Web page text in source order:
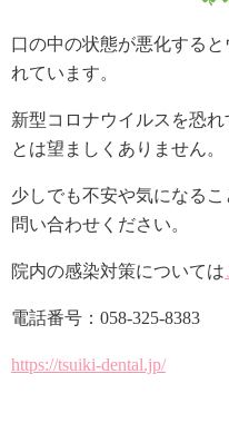
口の中の状態が悪化する
れています。
新型コロナウイルスを恐
とは望ましくありません。
少しでも不安や気になる
問い合わせください。
院内の感染対策については
電話番号：058-325-8383
https://tsuiki-dental.jp/